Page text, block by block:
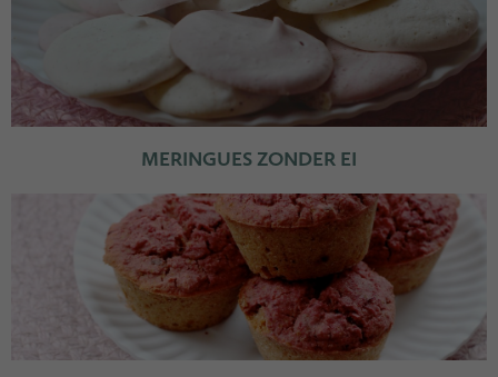
MERINGUES ZONDER EI